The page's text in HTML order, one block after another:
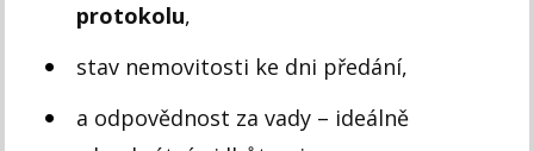
protokolu,
stav nemovitosti ke dni předání,
a odpovědnost za vady – ideálně